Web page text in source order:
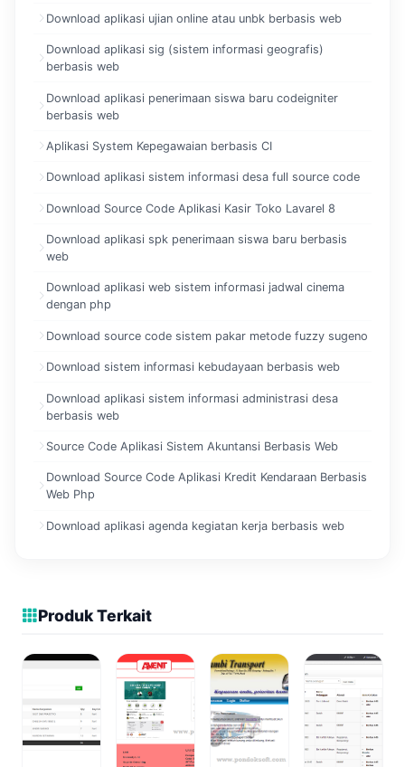
Download aplikasi ujian online atau unbk berbasis web
Download aplikasi sig (sistem informasi geografis)
berbasis web
Download aplikasi penerimaan siswa baru codeigniter
berbasis web
Aplikasi System Kepegawaian berbasis CI
Download aplikasi sistem informasi desa full source code
Download Source Code Aplikasi Kasir Toko Lavarel 8
Download aplikasi spk penerimaan siswa baru berbasis
web
Download aplikasi web sistem informasi jadwal cinema
dengan php
Download source code sistem pakar metode fuzzy sugeno
Download sistem informasi kebudayaan berbasis web
Download aplikasi sistem informasi administrasi desa
berbasis web
Source Code Aplikasi Sistem Akuntansi Berbasis Web
Download Source Code Aplikasi Kredit Kendaraan Berbasis
Web Php
Download aplikasi agenda kegiatan kerja berbasis web
Produk Terkait